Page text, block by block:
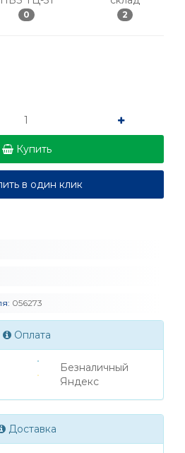
0 2
Купить
в один клик
056273
Оплата
Безналичный
Яндекс
Доставка